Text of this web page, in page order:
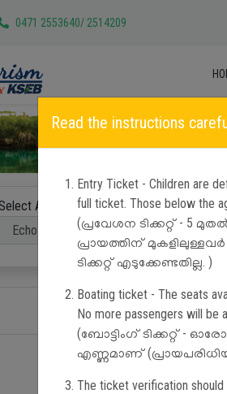
0471 2553640/ 2514209
Select Attractions Select
Read the instructions
Entry Ticket - Children are
full ticket. Those below the
(പ്രവേശന ടിക്കറ്റ് - 5
പ്രായത്തിന്
ടിക്കറ്റ് എടുക്കേണ്ടതില്ല. )
Boating ticket - The seats
No more passengers will be
(ബോട്ടിംഗ് ടിക്കറ്റ് -
എണ്ണമാണ്
The ticket verification